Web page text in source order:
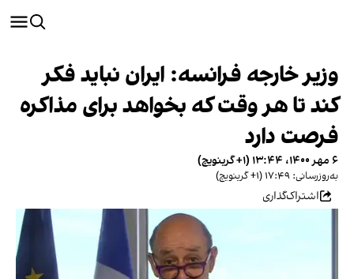
وزیر خارجه فرانسه: ایران نباید فکر
کند تا هر وقت که بخواهد برای مذاکره
فرصت دارد
۶ مهر ۱۴۰۰، ۱۳:۴۴ (‎+۱ گرینویچ)
به‌روزرسانی: ۱۷:۴۹ (‎+۱ گرینویچ)
اشتراک‌گذاری